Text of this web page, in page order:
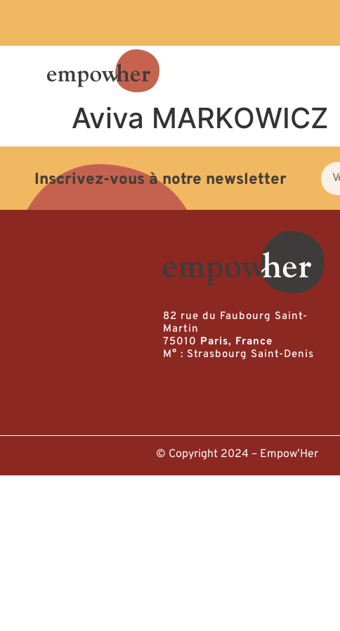
Aviva MARKOWICZ
Inscrivez-vous à notre newsletter
82 rue du Faubourg Saint-
Martin
75010 Paris, France
M° : Strasbourg Saint-Denis
© Copyright 2024 – Empow’Her